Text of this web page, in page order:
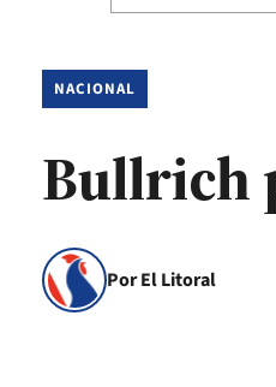
NACIONAL
Bullrich
Por El Litoral